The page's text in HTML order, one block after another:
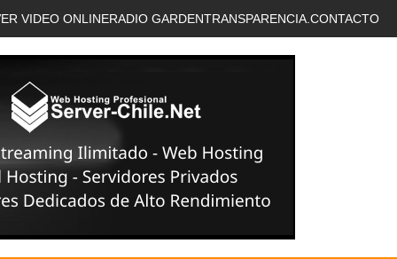
VIDEO ONLINERADIO GARDENTRANSPARENCIA. CONTACTO